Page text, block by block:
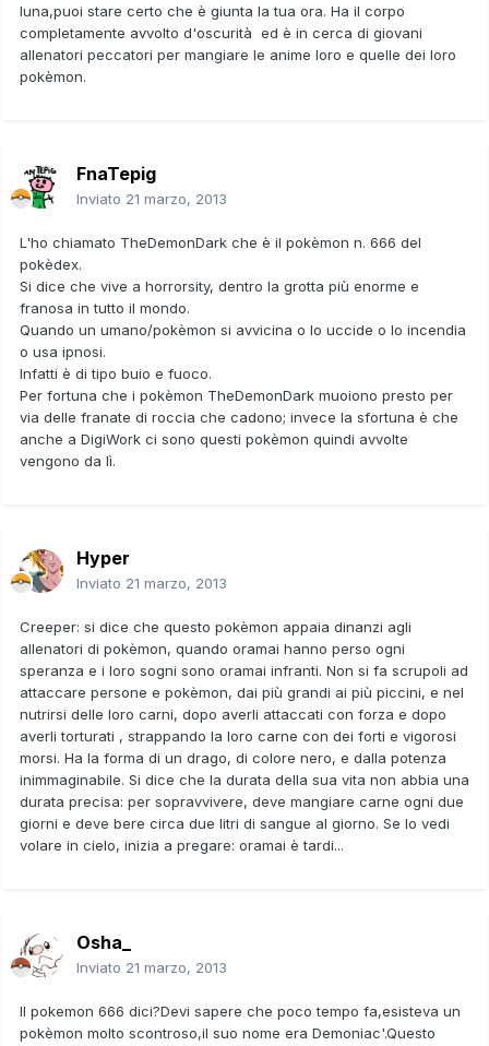
luna,puoi stare certo che è giunta la tua ora. Ha il corpo
completamente avvolto d'oscurità ed è in cerca di giovani
allenatori peccatori per mangiare le anime loro e quelle dei loro
pokèmon.
FnaTepig
Inviato 21 marzo, 2013
L'ho chiamato TheDemonDark che è il pokèmon n. 666 del
pokèdex.
Si dice che vive a horrorsity, dentro la grotta più enorme e
franosa in tutto il mondo.
Quando un umano/pokèmon si avvicina o lo uccide o lo incendia
o usa ipnosi.
Infatti è di tipo buio e fuoco.
Per fortuna che i pokèmon TheDemonDark muoiono presto per
via delle franate di roccia che cadono; invece la sfortuna è che
anche a DigiWork ci sono questi pokèmon quindi avvolte
vengono da lì.
Hyper
Inviato 21 marzo, 2013
Creeper: si dice che questo pokèmon appaia dinanzi agli
allenatori di pokèmon, quando oramai hanno perso ogni
speranza e i loro sogni sono oramai infranti. Non si fa scrupoli ad
attaccare persone e pokèmon, dai più grandi ai più piccini, e nel
nutrirsi delle loro carni, dopo averli attaccati con forza e dopo
averli torturati , strappando la loro carne con dei forti e vigorosi
morsi. Ha la forma di un drago, di colore nero, e dalla potenza
inimmaginabile. Si dice che la durata della sua vita non abbia una
durata precisa: per sopravvivere, deve mangiare carne ogni due
giorni e deve bere circa due litri di sangue al giorno. Se lo vedi
volare in cielo, inizia a pregare: oramai è tardi...
Osha_
Inviato 21 marzo, 2013
Il pokemon 666 dici?Devi sapere che poco tempo fa,esisteva un
pokèmon molto scontroso,il suo nome era Demoniac'.Questo